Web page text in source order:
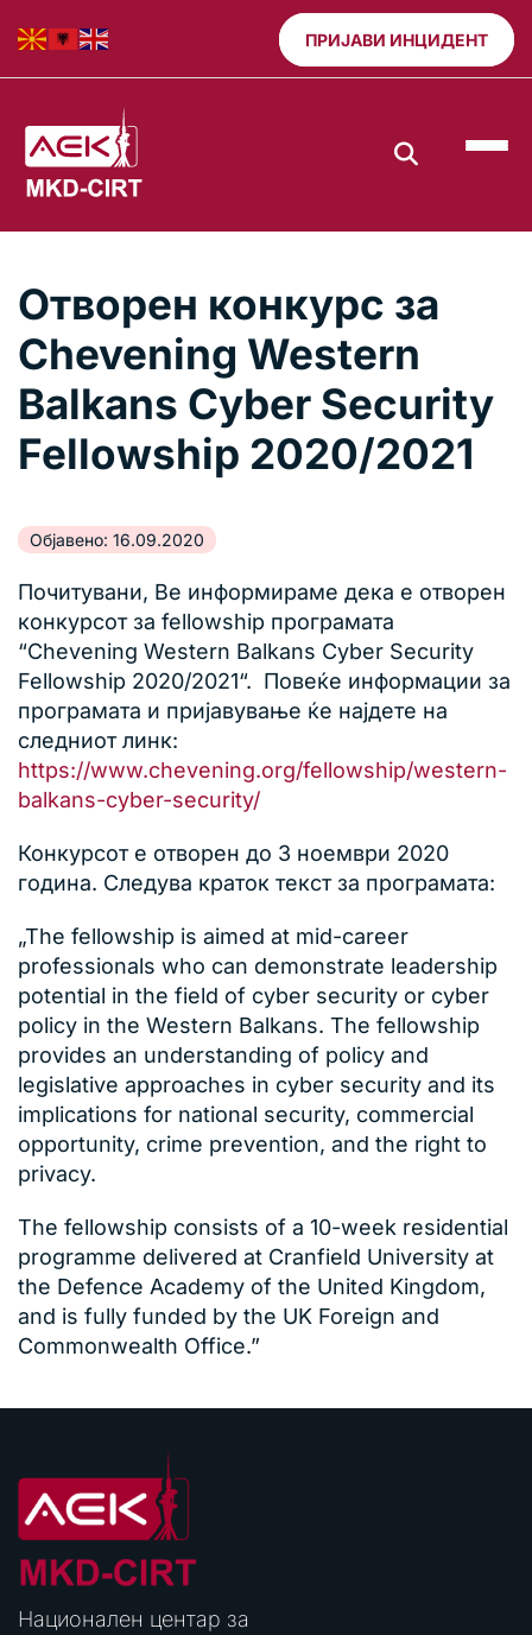
ПРИЈАВИ ИНЦИДЕНТ
Отворен конкурс за
Chevening Western
Balkans Cyber Security
Fellowship 2020/2021
Објавено: 16.09.2020
Почитувани, Ве информираме дека е отворен
конкурсот за fellowship програмата
“Chevening Western Balkans Cyber Security
Fellowship 2020/2021“. Повеќе информации за
програмата и пријавување ќе најдете на
следниот линк:
https://www.chevening.org/fellowship/western-
balkans-cyber-security/
Конкурсот е отворен до 3 ноември 2020
година. Следува краток текст за програмата:
„The fellowship is aimed at mid-career
professionals who can demonstrate leadership
potential in the field of cyber security or cyber
policy in the Western Balkans. The fellowship
provides an understanding of policy and
legislative approaches in cyber security and its
implications for national security, commercial
opportunity, crime prevention, and the right to
privacy.
The fellowship consists of a 10-week residential
programme delivered at Cranfield University at
the Defence Academy of the United Kingdom,
and is fully funded by the UK Foreign and
Commonwealth Office.”
Национален центар за